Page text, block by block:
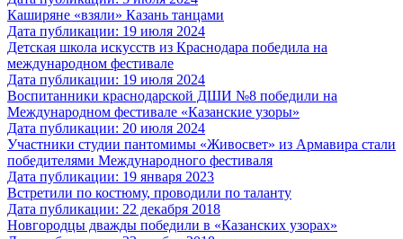
Каширяне «взяли» Казань танцами
Дата публикации: 19 июля 2024
Детская школа искусств из Краснодара победила на
международном фестивале
Дата публикации: 19 июля 2024
Воспитанники краснодарской ДШИ №8 победили на
Международном фестивале «Казанские узоры»
Дата публикации: 20 июля 2024
Участники студии пантомимы «Живосвет» из Армавира стали
победителями Международного фестиваля
Дата публикации: 19 января 2023
Встретили по костюму, проводили по таланту
Дата публикации: 22 декабря 2018
Новгородцы дважды победили в «Казанских узорах»